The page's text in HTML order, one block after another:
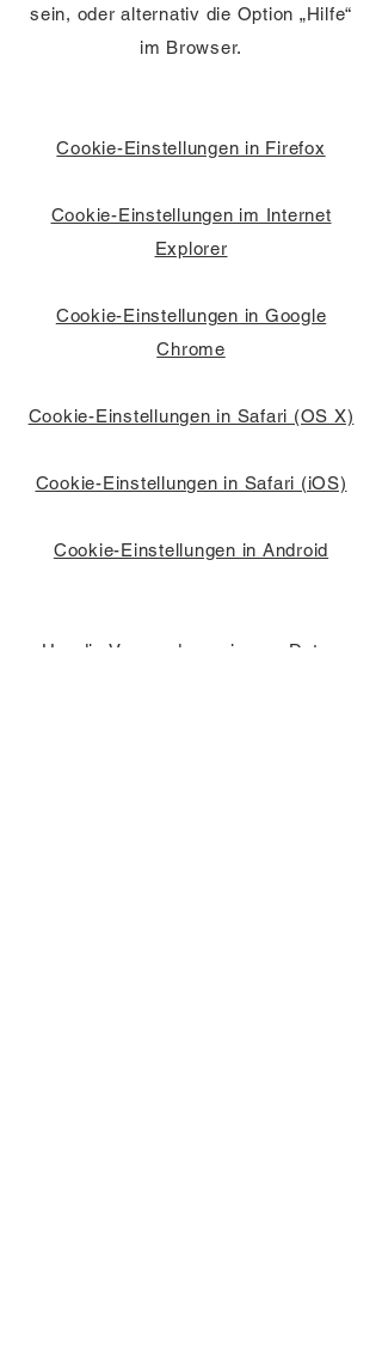
sein, oder alternativ die Option „Hilfe“
im Browser.
Cookie-Einstellungen in Firefox
Cookie-Einstellungen im Internet
Explorer
Cookie-Einstellungen in Google
Chrome
Cookie-Einstellungen in Safari (OS X)
Cookie-Einstellungen in Safari (iOS)
Cookie-Einstellungen in Android
Um die Verwendung eigener Daten